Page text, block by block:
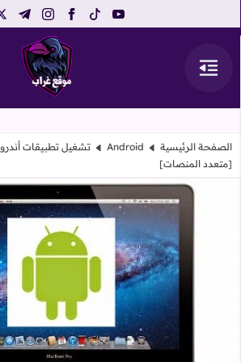
youtube
tiktok
facebook
القائمة موقع
الصفحة الرئيسية Android
تشغيل تطبيقات
[متعدد المنصات]
تشغيل